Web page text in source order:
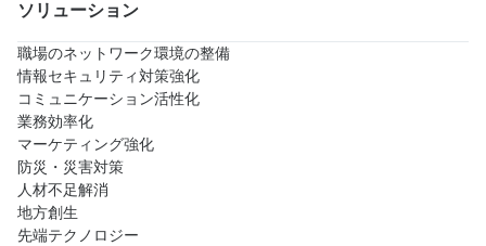
ソリューション
職場のネットワーク環境の整備
情報セキュリティ対策強化
コミュニケーション活性化
業務効率化
マーケティング強化
防災・災害対策
人材不足解消
地方創生
先端テクノロジー